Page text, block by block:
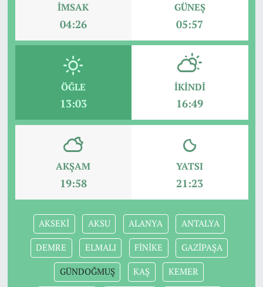
İMSAK
04:26
GÜNEŞ
05:57
ÖĞLE
13:03
İKINDI
16:49
AKŞAM
19:58
YATSI
21:23
AKSEKİ AKSU ALANYA ANTALYA
DEMRE ELMALI FİNİKE GAZİPAŞA
GÜNDOĞMUŞ KAŞ KEMER